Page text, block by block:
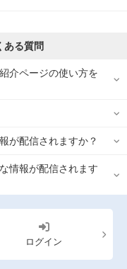
ある質問
介ページの使い方を
が配信されますか？
情報が配信されます
ログイン